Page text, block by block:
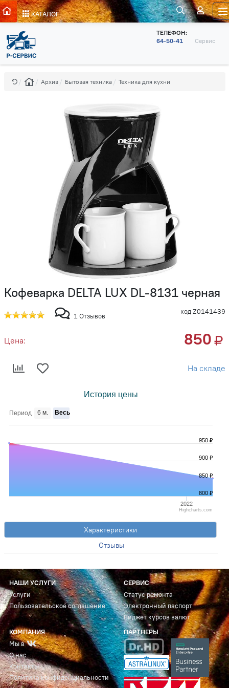
КАТАЛОГ
ТЕЛЕФОН:
64-50-41
Сервис
Архив Бытовая техника Техника для кухни
Кофеварка DELTA LUX DL-8131 черная
код Z0141439
1 Отзывов
Цена: 850
На складе
История цены
2022
850 ₽
900 ₽
950 ₽
800 ₽
Период 6 м. Весь
Highcharts.com
Характеристики
Отзывы
НАШИ УСЛУГИ
Услуги
Пользовательское соглашение
СЕРВИС
Статус ремонта
Электронный паспорт
Виджет курсов валют
КОМПАНИЯ
Мы в
О нас
Контакты
Политика конфиденциальности
ПАРТНЕРЫ